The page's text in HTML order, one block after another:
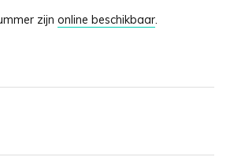
zijn online beschikbaar